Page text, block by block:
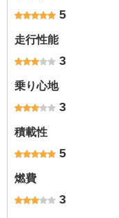
5
走行性能
3
乗り心地
3
積載性
5
燃費
3